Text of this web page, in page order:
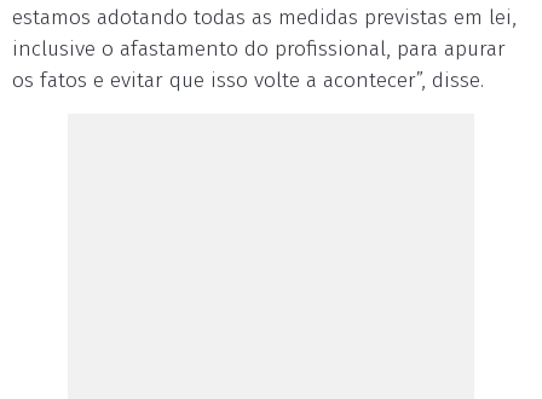
estamos adotando todas as medidas previstas em lei,
inclusive o afastamento do profissional, para apurar
os fatos e evitar que isso volte a acontecer”, disse.